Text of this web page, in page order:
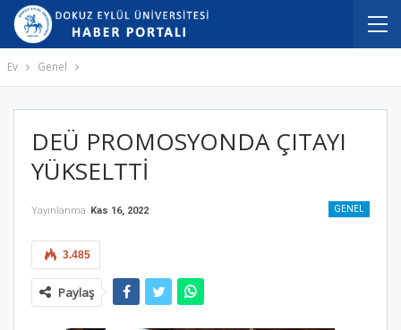
Ev Genel
DEÜ PROMOSYONDA ÇITAYI
YÜKSELTTİ
GENEL
Yayınlanma Kas 16, 2022
3.485
Paylaş